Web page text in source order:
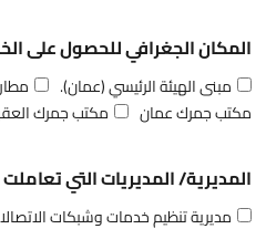
المكان الجغرافي للحصول على
مبنى الهيئة الرئيسي (عمان).
مكتب جمرك عمان
مكتب جمرك
المديرية/ المديريات التي
مديرية تنظيم خدمات وشبكات